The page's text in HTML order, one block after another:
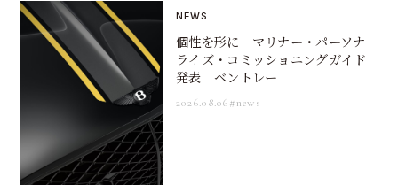
NEWS
個性を形に マリナー・パーソナ
ライズ・コミッショニングガイド
発表 ベントレー
2026.08.06#news